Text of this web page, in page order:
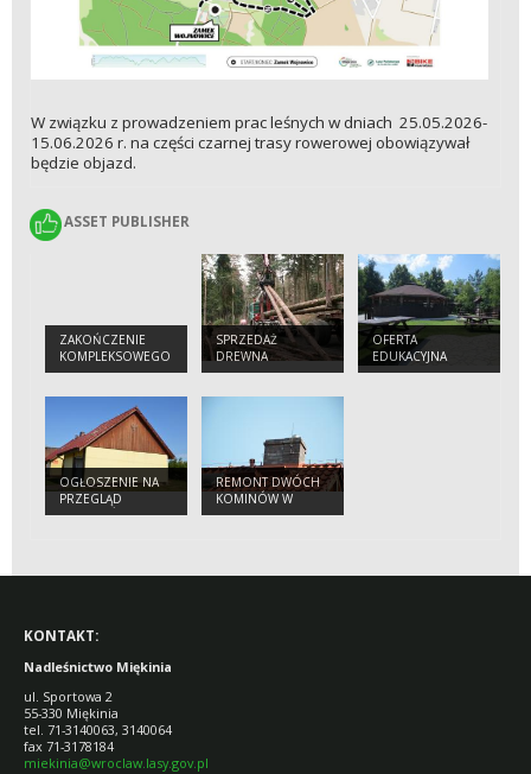
W związku z prowadzeniem prac leśnych w dniach 25.05.2026-
15.06.2026 r. na części czarnej trasy rowerowej obowiązywał
będzie objazd.
ASSET PUBLISHER
ASSET PUBLISHER
ZAKOŃCZENIE
KOMPLEKSOWEGO
PROJEKTU
GATUNKÓW I
SIEDLISK
PRZYRODNICZYCH
NA OBSZARACH
ZARZĄDZANYCH
PRZEZ PGL LASY
PAŃSTWOWE
SPRZEDAŻ
DREWNA
OFERTA
EDUKACYJNA
OGŁOSZENIE NA
PRZEGLĄD
BUDYNKÓW
REMONT DWÓCH
KOMINÓW W
BUDYNKACH
KONTAKT:
Nadleśnictwo Miękinia
ul. Sportowa 2
55-330 Miękinia
tel. 71-3140063, 3140064
fax 71-3178184
miekinia@wroclaw.lasy.gov.pl